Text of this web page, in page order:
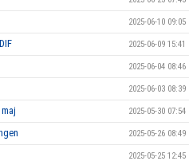
2025-06-10 09:05
2025-06-09 15:41
2025-06-04 08:46
2025-06-03 08:39
2025-05-30 07:54
2025-05-26 08:49
2025-05-25 12:45